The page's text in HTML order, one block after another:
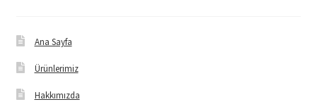
Ana Sayfa
Ürünlerimiz
Hakkımızda